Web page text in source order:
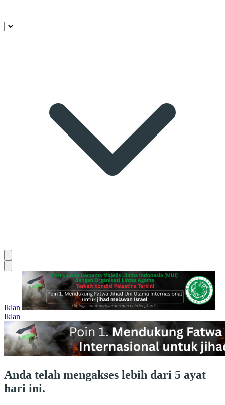
Iklan
Iklan
Anda telah mengakses lebih dari 5 ayat
hari ini.